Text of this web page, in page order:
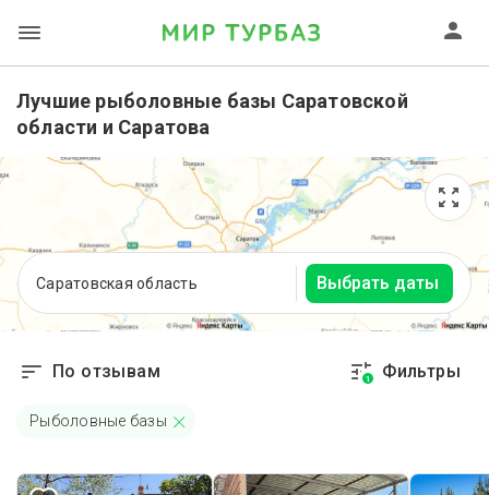
Лучшие рыболовные базы Саратовской
области и Саратова
Саратовская область Выбрать даты
По отзывам 1 Фильтры
Рыболовные базы